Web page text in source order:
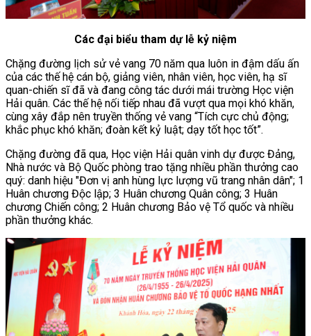
Các đại biểu tham dự lễ kỷ niệm
Chặng đường lịch sử vẻ vang 70 năm qua luôn in đậm dấu ấn
của các thế hệ cán bộ, giảng viên, nhân viên, học viên, hạ sĩ
quan-chiến sĩ đã và đang công tác dưới mái trường Học viện
Hải quân. Các thế hệ nối tiếp nhau đã vượt qua mọi khó khăn,
cùng xây đắp nên truyền thống vẻ vang “Tích cực chủ động;
khắc phục khó khăn; đoàn kết kỷ luật; dạy tốt học tốt”.
Chặng đường đã qua, Học viện Hải quân vinh dự được Đảng,
Nhà nước và Bộ Quốc phòng trao tặng nhiều phần thưởng cao
quý: danh hiệu "Đơn vị anh hùng lực lượng vũ trang nhân dân"; 1
Huân chương Độc lập; 3 Huân chương Quân công; 3 Huân
chương Chiến công; 2 Huân chương Bảo vệ Tổ quốc và nhiều
phần thưởng khác.